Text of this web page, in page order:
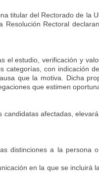
titular del Rectorado de la
Rectoral
el estudio, verificación y
categorías, con indicación
que la motiva. Dicha
que estimen
afectadas,
distinciones a la persona
en la que se incluirá